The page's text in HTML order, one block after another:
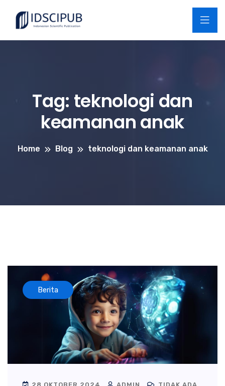
Tag: teknologi dan
keamanan anak
Home Blog teknologi dan keamanan anak
Berita